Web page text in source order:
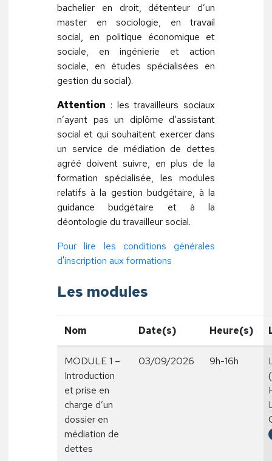
bachelier en droit, détenteur d’un
master en sociologie, en travail
social, en politique économique et
sociale, en ingénierie et action
sociale, en études spécialisées en
gestion du social).
Attention : les travailleurs sociaux
n’ayant pas un diplôme d’assistant
social et qui souhaitent exercer dans
un service de médiation de dettes
agréé doivent suivre, en plus de la
formation spécialisée, les modules
relatifs à la gestion budgétaire, à la
guidance budgétaire et à la
déontologie du travailleur social.
Pour lire les conditions générales
d'inscription aux formations
Les modules
Nom Date(s) Heure(s)
MODULE 1 –
Introduction
et prise en
charge d’un
dossier en
médiation de
dettes
03/09/2026 9h-16h